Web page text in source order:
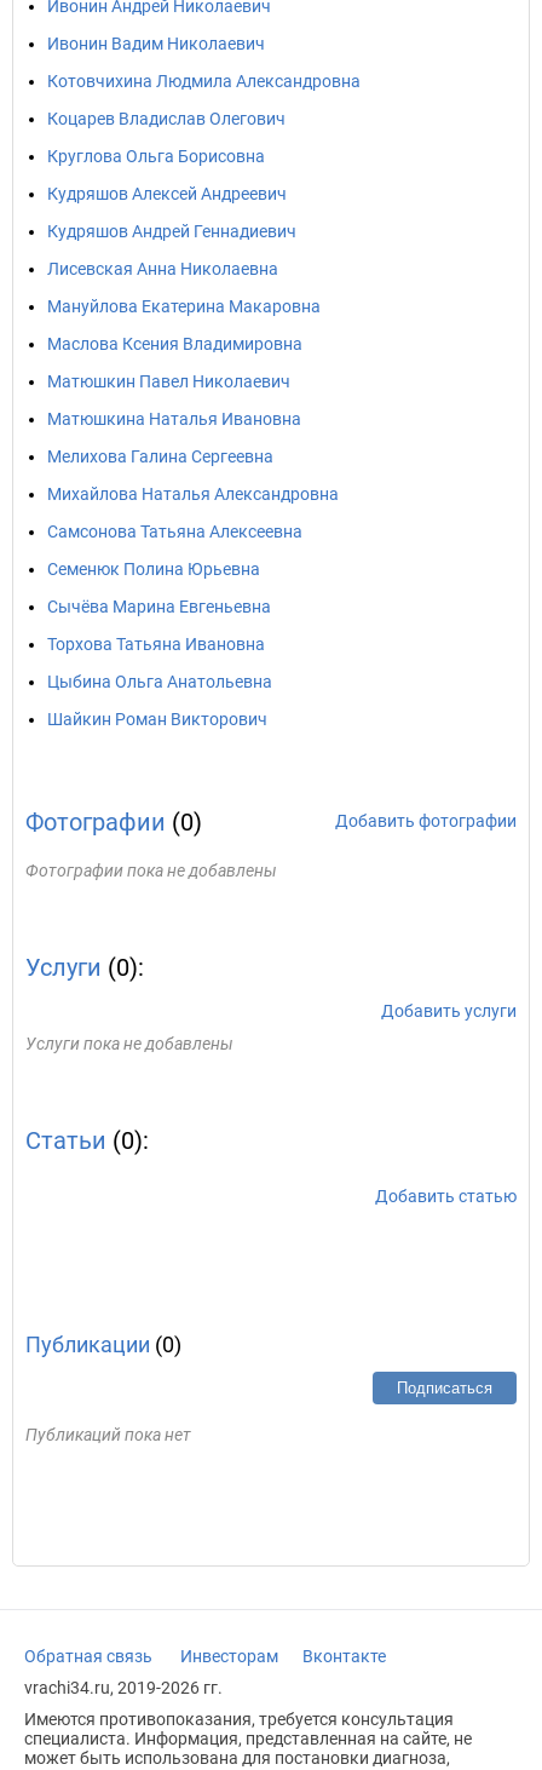
Ивонин Андрей Николаевич
Ивонин Вадим Николаевич
Котовчихина Людмила Александровна
Коцарев Владислав Олегович
Круглова Ольга Борисовна
Кудряшов Алексей Андреевич
Кудряшов Андрей Геннадиевич
Лисевская Анна Николаевна
Мануйлова Екатерина Макаровна
Маслова Ксения Владимировна
Матюшкин Павел Николаевич
Матюшкина Наталья Ивановна
Мелихова Галина Сергеевна
Михайлова Наталья Александровна
Самсонова Татьяна Алексеевна
Семенюк Полина Юрьевна
Сычёва Марина Евгеньевна
Торхова Татьяна Ивановна
Цыбина Ольга Анатольевна
Шайкин Роман Викторович
Фотографии (0) Добавить фотографии
Фотографии пока не добавлены
Услуги (0):
Добавить услуги
Услуги пока не добавлены
Статьи (0):
Добавить статью
Публикации (0)
Подписаться
Публикаций пока нет
Обратная связь Инвесторам
Вконтакте
vrachi34.ru, 2019-2026 гг.
Имеются противопоказания, требуется консультация
специалиста. Информация, представленная на сайте, не
может быть использована для постановки диагноза,